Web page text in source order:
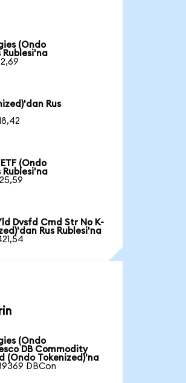
(Ondo
Rublesi'na
Rus
(Ondo
Rublesi'na
Dvsfd Cmd Str No K-
Rus Rublesi'na
(Ondo
DB Commodity
(Ondo Tokenized)'na
DBCon